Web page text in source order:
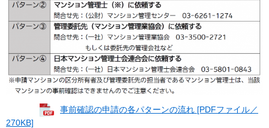
事前確認の申請の各パターンの流れ [PDFファイル／
270KB]